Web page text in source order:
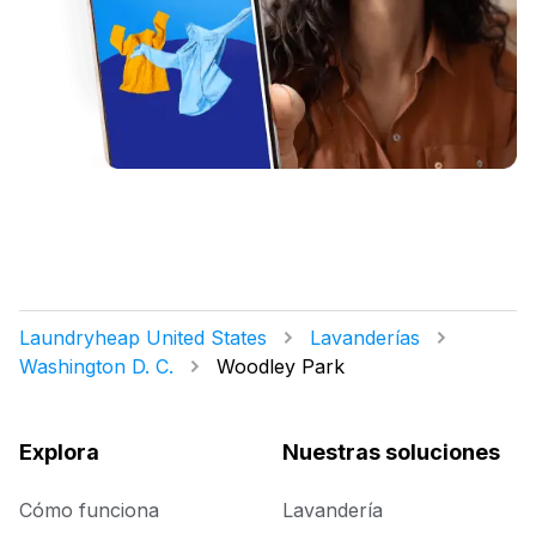
Laundryheap United States
Lavanderías
Washington D. C.
Woodley Park
Explora
Cómo funciona
Nuestras soluciones
Lavandería